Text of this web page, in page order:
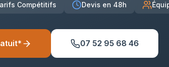
Compétitifs Devis en 48h
07 52 95 68 46